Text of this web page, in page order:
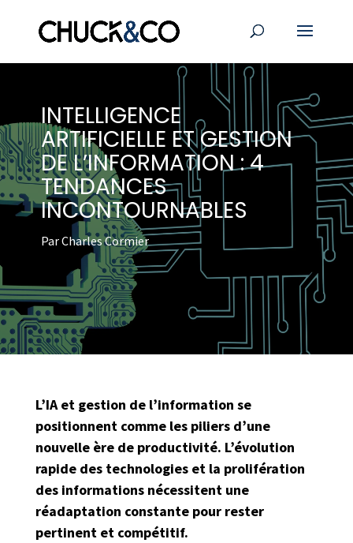
INTELLIGENCE
ARTIFICIELLE ET GESTION
DE L’INFORMATION : 4
TENDANCES
INCONTOURNABLES
Par Charles Cormier
L’IA et gestion de l’information se
positionnent comme les piliers d’une
nouvelle ère de productivité. L’évolution
rapide des technologies et la prolifération
des informations nécessitent une
réadaptation constante pour rester
pertinent et compétitif.